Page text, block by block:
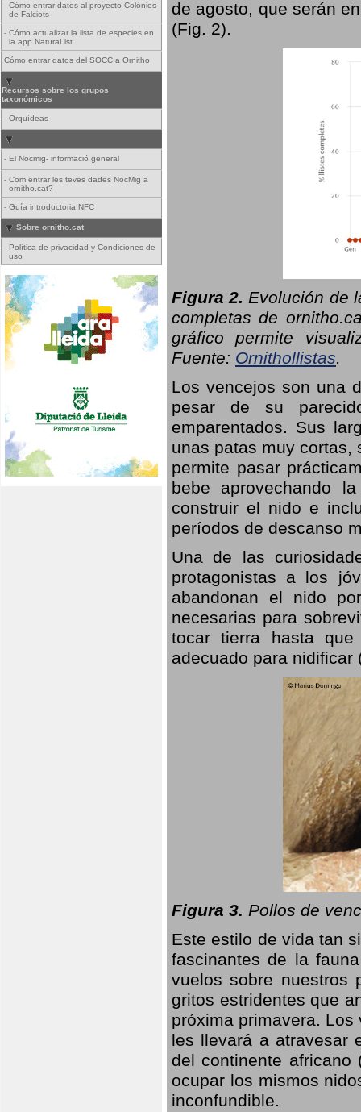
- Cómo entrar datos al proyecto Colònies
de Falciots
- Cómo actualizar la lista de especies en
la app NaturaList
Cómo entrar datos del SOCC a Ornitho
Recursos sobre los grupos
taxonómicos
- Orquídeas
- El Nocmig- informació general
- Com entrar les teves dades NocMig a
ornitho.cat?
- Guía introductoria NFC
Sobre ornitho.cat
- Política de privacidad y Condiciones de
uso
de agosto, que serán
(Fig. 2).
Figura 2. Evolución de
completas de
gráfico permite
Fuente: Ornithollistas.
Los vencejos son una
pesar de su
emparentados. Sus
unas patas muy cortas,
permite pasar
bebe aprovechando
construir el nido e
períodos de descanso
Una de las
protagonistas a los
abandonan el nido
necesarias para
tocar tierra hasta
adecuado para nidificar
Figura 3. Pollos de
Este estilo de vida tan
fascinantes de la
vuelos sobre nuestros
gritos estridentes que
próxima primavera.
les llevará a atravesar
del continente
ocupar los mismos
inconfundible.